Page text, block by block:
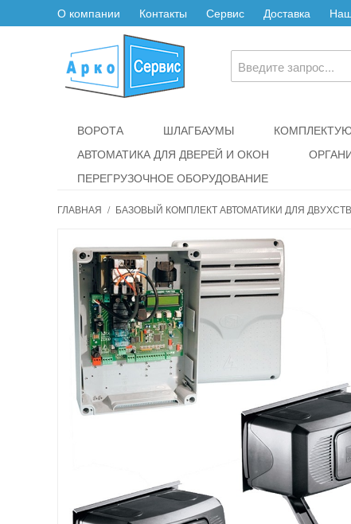
О компании Контакты Сервис Доставка
ВОРОТА ШЛАГБАУМЫ
АВТОМАТИКА ДЛЯ ДВЕРЕЙ И ОКОН
ПЕРЕГРУЗОЧНОЕ ОБОРУДОВАНИЕ
ГЛАВНАЯ / БАЗОВЫЙ КОМПЛЕКТ АВТОМАТИКИ ДЛЯ